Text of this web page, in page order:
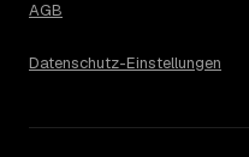
AGB
Datenschutz-Einstellungen